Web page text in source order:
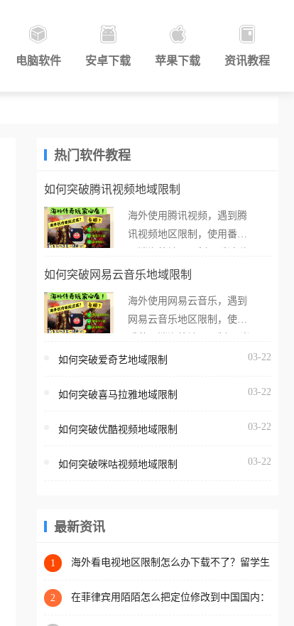
电脑软件 安卓下载 苹果下载 资讯教程
热门软件教程
如何突破腾讯视频地域限制
海外使用腾讯视频，遇到腾
讯视频地区限制，使用番茄
外打开腾讯视频，却突然弹
地区无法播放”的提示语。
海外用户如香港、澳门、台
亚、欧洲等国家和地区时，
台一样，出现地区及版权限
地区播放。 遇到这个问题的
区工作、留学、定居等，都
权限制所困扰。
如何突破网易云音乐地域限制
海外使用网易云音乐，遇到
网易云音乐地区限制，使用
在海外打开网易云音乐，却
所在的地区无法播放”的提示
门、台湾、美国、加拿大、
区时，网易云音乐也会像其
回国加速器，即可解决「海
版权限制」的问题，无论人
如何突破爱奇艺地域限制 03-22
如何突破喜马拉雅地域限制 03-22
如何突破优酷视频地域限制 03-22
如何突破咪咕视频地域限制 03-22
最新资讯
1
海外看电视地区限制怎么办下载不了？留学生
2
在菲律宾用陌陌怎么把定位修改到中国国内：